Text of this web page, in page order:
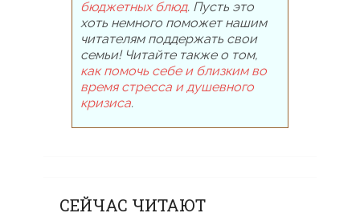
бюджетных блюд. Пусть это
хоть немного поможет нашим
читателям поддержать свои
семьи! Читайте также о том,
как помочь себе и близким во
время стресса и душевного
кризиса.
СЕЙЧАС ЧИТАЮТ